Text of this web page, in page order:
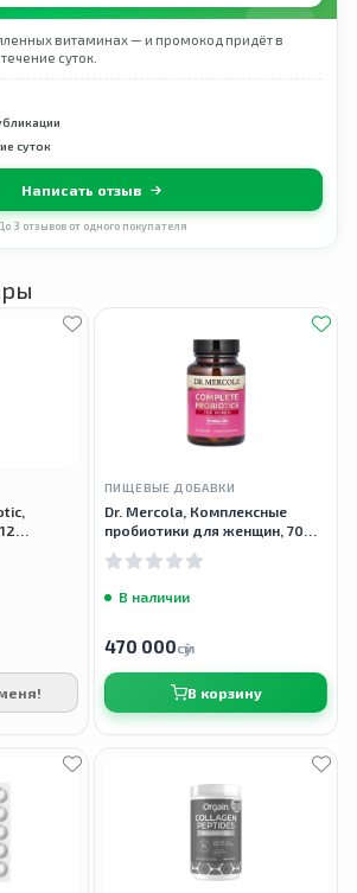
витаминах — и промокод придёт в
суток.
суток
Написать отзыв
3 отзывов от одного покупателя
ПИЩЕВЫЕ ДОБАВКИ
Dr. Mercola, Комплексные
пробиотики для женщин, 70
В наличии
470 000сӯм
В корзину